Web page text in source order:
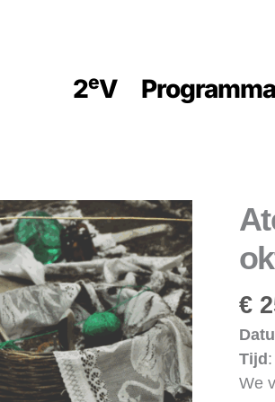
2EV Programma
€
Tijd
We
van
de
-
23
2026